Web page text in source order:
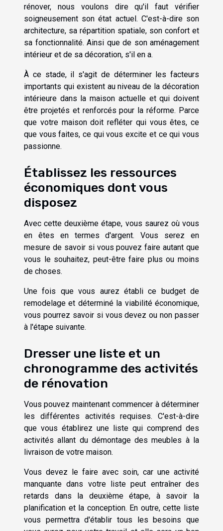
rénover, nous voulons dire qu'il faut vérifier
soigneusement son état actuel. C'est-à-dire son
architecture, sa répartition spatiale, son confort et
sa fonctionnalité. Ainsi que de son aménagement
intérieur et de sa décoration, s'il en a.
À ce stade, il s'agit de déterminer les facteurs
importants qui existent au niveau de la décoration
intérieure dans la maison actuelle et qui doivent
être projetés et renforcés pour la réforme. Parce
que votre maison doit refléter qui vous êtes, ce
que vous faites, ce qui vous excite et ce qui vous
passionne.
Établissez les ressources
économiques dont vous
disposez
Avec cette deuxième étape, vous saurez où vous
en êtes en termes d'argent. Vous serez en
mesure de savoir si vous pouvez faire autant que
vous le souhaitez, peut-être faire plus ou moins
de choses.
Une fois que vous aurez établi ce budget de
remodelage et déterminé la viabilité économique,
vous pourrez savoir si vous devez ou non passer
à l'étape suivante.
Dresser une liste et un
chronogramme des activités
de rénovation
Vous pouvez maintenant commencer à déterminer
les différentes activités requises. C'est-à-dire
que vous établirez une liste qui comprend des
activités allant du démontage des meubles à la
livraison de votre maison.
Vous devez le faire avec soin, car une activité
manquante dans votre liste peut entraîner des
retards dans la deuxième étape, à savoir la
planification et la conception. En outre, cette liste
vous permettra d'établir tous les besoins que